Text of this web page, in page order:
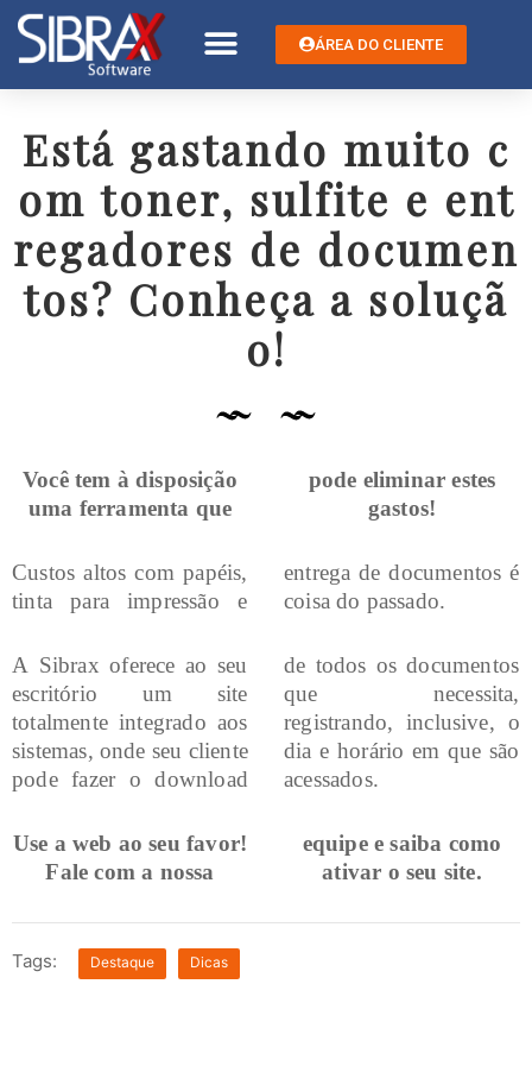
ÁREA DO CLIENTE
Está gastando muito c
om toner, sulfite e ent
regadores de documen
tos? Conheça a soluçã
o!
Você tem à disposição
uma ferramenta que
pode eliminar estes
gastos!
Custos altos com papéis,
tinta para impressão e
entrega de documentos é
coisa do passado.
A Sibrax oferece ao seu
escritório um site
totalmente integrado aos
sistemas, onde seu cliente
pode fazer o download
de todos os documentos
que necessita,
registrando, inclusive, o
dia e horário em que são
acessados.
Use a web ao seu favor!
Fale com a nossa
equipe e saiba como
ativar o seu site.
Tags: Destaque Dicas